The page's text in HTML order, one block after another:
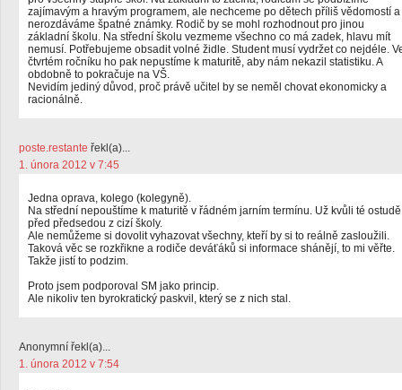
zajímavým a hravým programem, ale nechceme po dětech příliš vědomostí a
nerozdáváme špatné známky. Rodič by se mohl rozhodnout pro jinou
základní školu. Na střední školu vezmeme všechno co má zadek, hlavu mít
nemusí. Potřebujeme obsadit volné židle. Student musí vydržet co nejdéle.
čtvrtém ročníku ho pak nepustíme k maturitě, aby nám nekazil statistiku. A
obdobně to pokračuje na VŠ.
Nevidím jediný důvod, proč právě učitel by se neměl chovat ekonomicky a
racionálně.
poste.restante řekl(a)...
1. února 2012 v 7:45
Jedna oprava, kolego (kolegyně).
Na střední nepouštíme k maturitě v řádném jarním termínu. Už kvůli té ostudě
před předsedou z cizí školy.
Ale nemůžeme si dovolit vyhazovat všechny, kteří by si to reálně zasloužili.
Taková věc se rozkřikne a rodiče deváťáků si informace shánějí, to mi věřte.
Takže jistí to podzim.
Proto jsem podporoval SM jako princip.
Ale nikoliv ten byrokratický paskvil, který se z nich stal.
Anonymní řekl(a)...
1. února 2012 v 7:54